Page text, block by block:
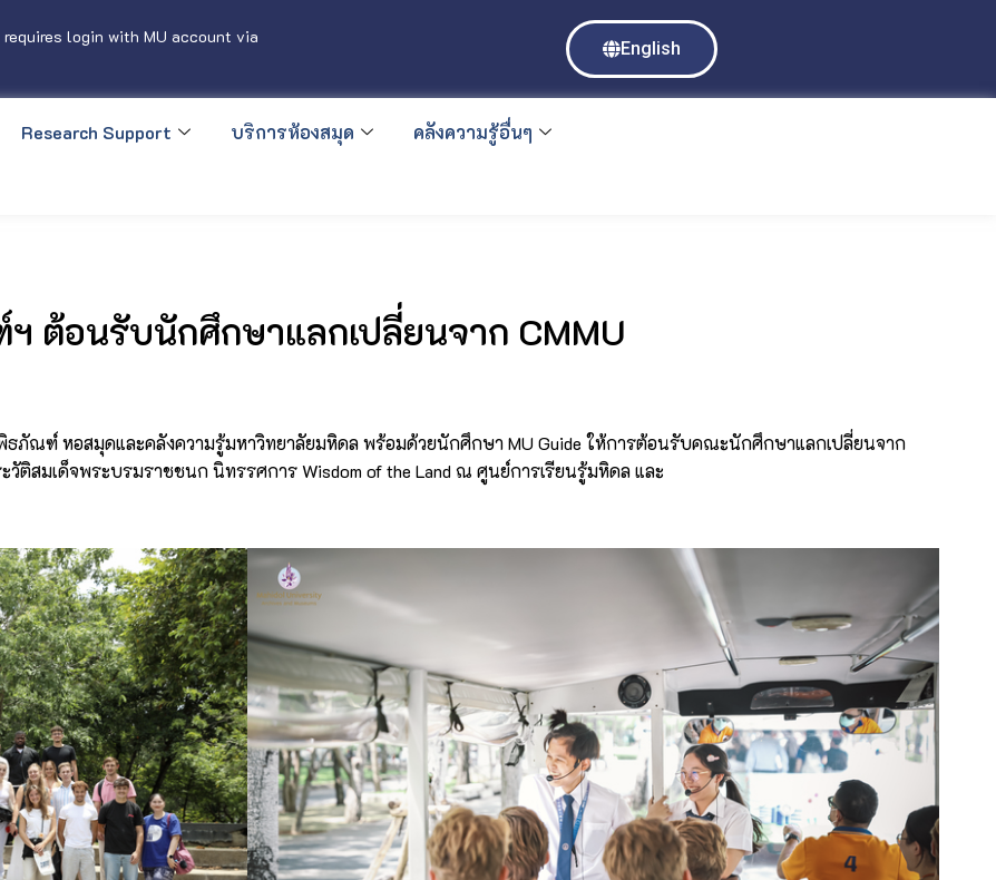
login with MU account via
English
Research Support บริการห้องสมุด
คลังความรู้อื่นๆ
ต้อนรับนักศึกษาแลกเปลี่ยนจาก CMMU
ภัณฑ์ หอสมุดและคลังความรู้มหาวิทยาลัยมหิดล พร้อมด้วยนักศึกษา MU Guide ให้การต้อนรับคณะนักศึกษาแลกเปลี่ยนจาก
ติสมเด็จพระบรมราชชนก นิทรรศการ Wisdom of the Land ณ ศูนย์การเรียนรู้มหิดล และ